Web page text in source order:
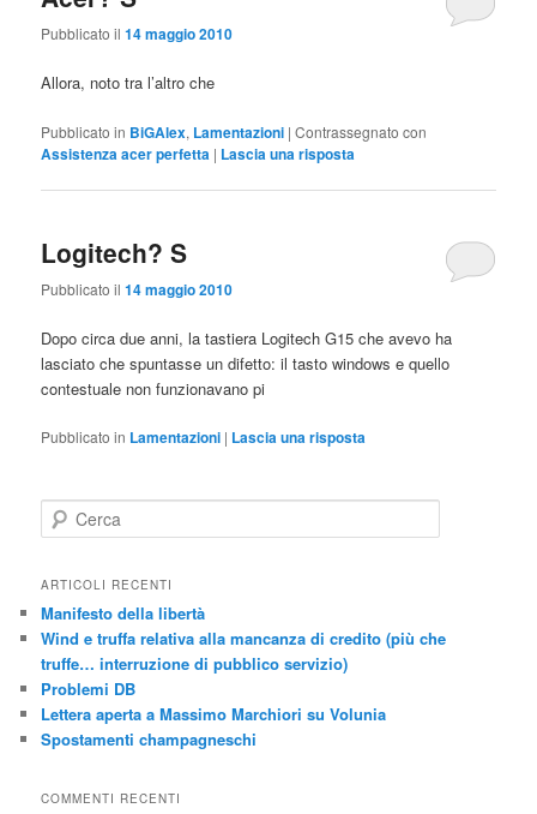
Pubblicato il14 maggio 2010
Allora, noto tra l’altro che
Pubblicato in BiGAlex, Lamentazioni |Contrassegnato con
Assistenza acer perfetta | Lascia una risposta
Logitech? S
Pubblicato il14 maggio 2010
Dopo circa due anni, la tastiera Logitech G15 che avevo ha
lasciato che spuntasse un difetto: il tasto windows e quello
contestuale non funzionavano pi
Pubblicato in Lamentazioni | Lascia una risposta
e
c
ARTICOLI RECENTI
Manifesto della libertà
Wind e truffa relativa alla mancanza di credito (più che
truffe… interruzione di pubblico servizio)
Problemi DB
Lettera aperta a Massimo Marchiori su Volunia
Spostamenti champagneschi
COMMENTI RECENTI